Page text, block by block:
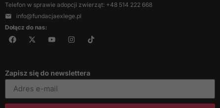
Telefon w sprawie adopcji zwierząt: +48 514 222 668
info@fundacjaexlege.pl
Dołącz do nas:
Zapisz się do newslettera
znikną ze strony
zainteresowania i
podczas